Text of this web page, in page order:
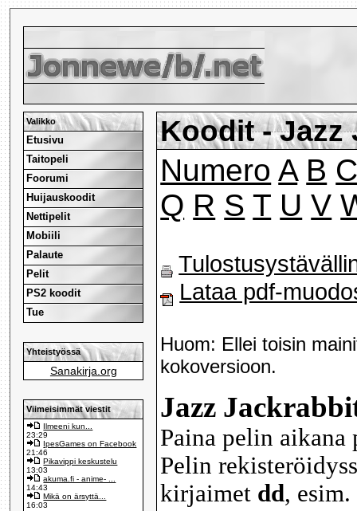
Valikko
Etusivu
Taitopeli
Foorumi
Huijauskoodit
Nettipelit
Mobiili
Palaute
Pelit
PS2 koodit
Tue
Yhteistyössä
Sanakirja.org
Viimeisimmät viestit
Ilmeeni kun...
23:29
IpesGames on Facebook
21:46
Pikavippi keskustelu
13:03
akuma.fi - anime- ...
14:43
Mikä on ärsyttä...
16:03
Koodit - Jazz
Numero A B
Q R S T U V
Lataa pdf-
Huom: Ellei toisin
kokoversioon.
Jazz
Paina pelin
Pelin
kirjaimet dd,